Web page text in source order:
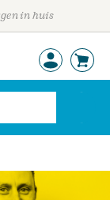
in huis